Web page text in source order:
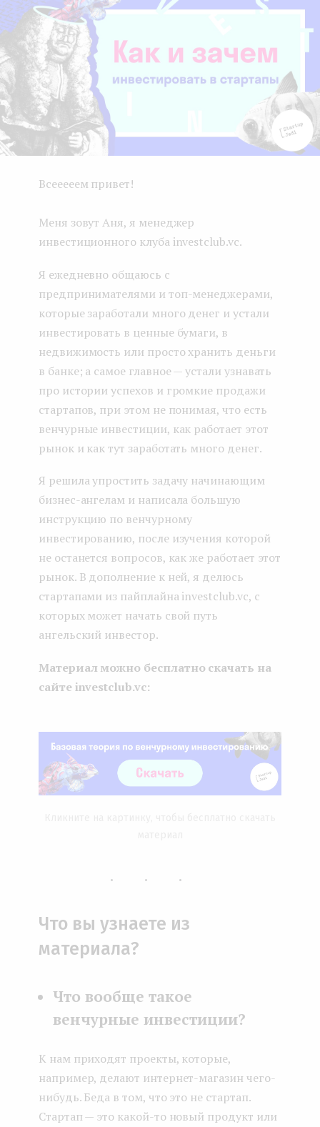
e
n
t
Всееееем привет!
Меня зовут Аня, я менеджер
инвестиционного клуба investclub.vc.
Я ежедневно общаюсь с
предпринимателями и топ-менеджерами,
которые заработали много денег и устали
инвестировать в ценные бумаги, в
недвижимость или просто хранить деньги
в банке; а самое главное — устали узнавать
про истории успехов и громкие продажи
стартапов, при этом не понимая, что есть
венчурные инвестиции, как работает этот
рынок и как тут заработать много денег.
Я решила упростить задачу начинающим
бизнес-ангелам и написала большую
инструкцию по венчурному
инвестированию, после изучения которой
не останется вопросов, как же работает этот
рынок. В дополнение к ней, я делюсь
стартапами из пайплайна investclub.vc, с
которых может начать свой путь
ангельский инвестор.
Материал можно бесплатно скачать на
сайте investclub.vc:
...
Что вы узнаете из
материала?
Что вообще такое
венчурные инвестиции?
К нам приходят проекты, которые,
например, делают интернет-магазин чего-
нибудь. Беда в том, что это не стартап.
Стартап — это какой-то новый продукт или